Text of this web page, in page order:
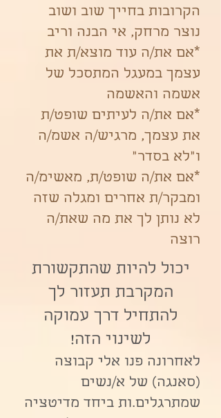
הקרובות בחייך שוב ושוב
נוצר מרחק, אי הבנה וריב
*אם את/ה עוד מוצא/ת את
עצמך במעגל המתסכל של
אשמה והאשמה
*אם את/ה לעיתים שופט/ת
את עצמך, מרגיש/ה אשמ/ה
ו"לא בסדר"
*אם את/ה שופט/ת, מאשימ/ה
ומבקר/ת אחרים ומגלה שזה
לא נותן לך את מה שאת/ה
רוצה
יכול להיות שהתקשורת
המקרבת תעזור לך
להתחיל דרך עמוקה
לשינוי הזה!
לאחרונה פנו אלי קבוצה
(סאנגה) של א/נשים
שמתרגלים.ות ביחד מדיטציה